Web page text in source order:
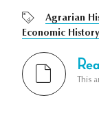
Agrarian
Economic History
This